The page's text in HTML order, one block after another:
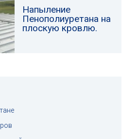
Напыление
Пенополиуретана на
плоскую кровлю.